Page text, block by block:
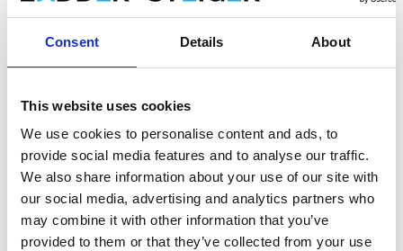
Consent Details About
This website uses cookies
We use cookies to personalise content and ads, to
provide social media features and to analyse our traffic.
We also share information about your use of our site with
our social media, advertising and analytics partners who
may combine it with other information that you’ve
provided to them or that they’ve collected from your use
€1.426,00 €1.804,72
(BE)